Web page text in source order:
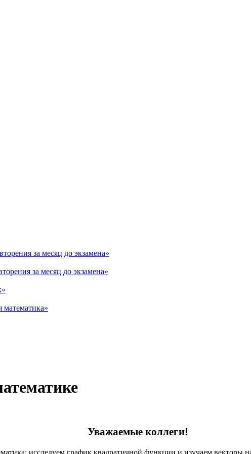
за месяц до экзамена»
за месяц до экзамена»
математика»
Уважаемые коллеги!
исследуем график квадратичной функции и изучаем векторы